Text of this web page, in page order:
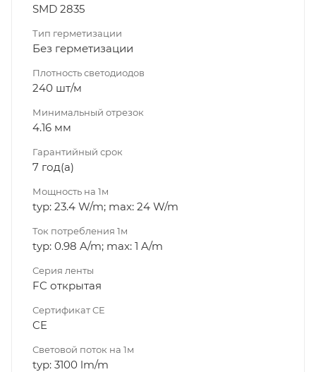
SMD 2835
Тип герметизации
Без герметизации
Плотность светодиодов
240 шт/м
Минимальный отрезок
4.16 мм
Гарантийный срок
7 год(а)
Мощность на 1м
typ: 23.4 W/m; max: 24 W/m
Ток потребления 1м
typ: 0.98 A/m; max: 1 A/m
Серия ленты
FC открытая
Сертификат CE
CE
Световой поток на 1м
typ: 3100 lm/m